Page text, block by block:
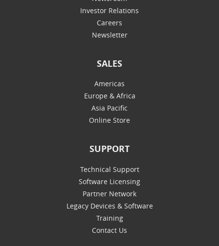
Investor Relations
Careers
Newsletter
SALES
Americas
Europe & Africa
Asia Pacific
Online Store
SUPPORT
Technical Support
Software Licensing
Partner Network
Legacy Devices & Software
Training
Contact Us